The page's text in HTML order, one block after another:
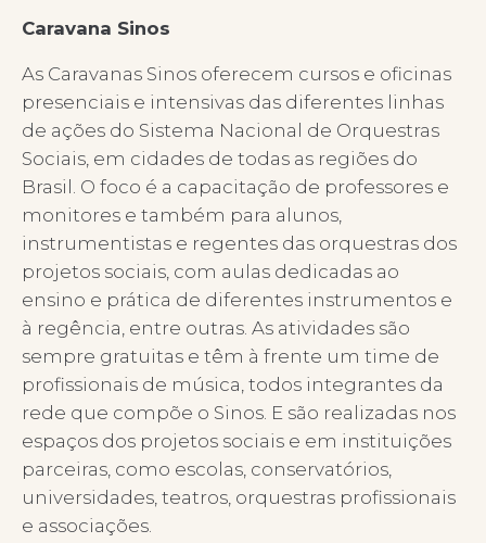
Caravana Sinos
As Caravanas Sinos oferecem cursos e oficinas
presenciais e intensivas das diferentes linhas
de ações do Sistema Nacional de Orquestras
Sociais, em cidades de todas as regiões do
Brasil. O foco é a capacitação de professores e
monitores e também para alunos,
instrumentistas e regentes das orquestras dos
projetos sociais, com aulas dedicadas ao
ensino e prática de diferentes instrumentos e
à regência, entre outras. As atividades são
sempre gratuitas e têm à frente um time de
profissionais de música, todos integrantes da
rede que compõe o Sinos. E são realizadas nos
espaços dos projetos sociais e em instituições
parceiras, como escolas, conservatórios,
universidades, teatros, orquestras profissionais
e associações.